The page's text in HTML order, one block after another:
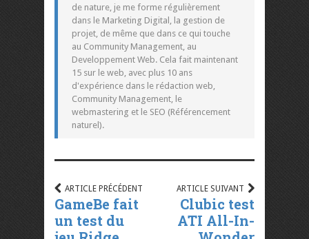
de nature, je me forme régulièrement
dans le Marketing Digital, la gestion de
projet, de même que dans ce qui touche
au Community Management, au
Developpement Web. Cela fait maintenant
15 sur le web, avec plus 10 ans
d'expérience dans le rédaction web,
Community Management, le
webmastering et le SEO (Référencement
naturel).
ARTICLE PRÉCÉDENT
GameBe fait
un test du
ARTICLE SUIVANT
Clubic test
ATI All-In-